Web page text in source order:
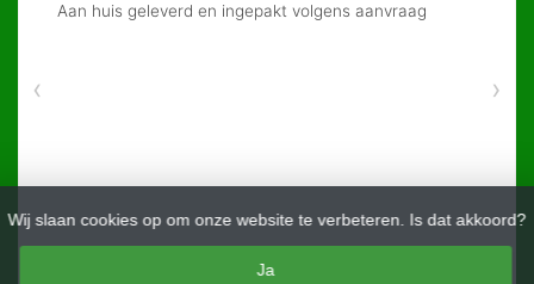
Wij slaan cookies op om onze website te verbeteren. Is dat akkoord?
Ja